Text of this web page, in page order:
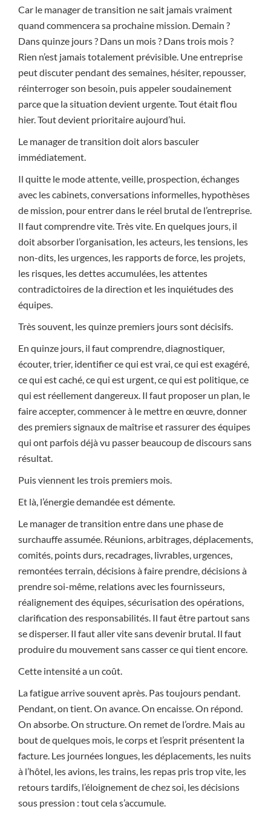
Car le manager de transition ne sait jamais vraiment
quand commencera sa prochaine mission. Demain ?
Dans quinze jours ? Dans un mois ? Dans trois mois ?
Rien n’est jamais totalement prévisible. Une entreprise
peut discuter pendant des semaines, hésiter, repousser,
réinterroger son besoin, puis appeler soudainement
parce que la situation devient urgente. Tout était flou
hier. Tout devient prioritaire aujourd’hui.
Le manager de transition doit alors basculer
immédiatement.
Il quitte le mode attente, veille, prospection, échanges
avec les cabinets, conversations informelles, hypothèses
de mission, pour entrer dans le réel brutal de l’entreprise.
Il faut comprendre vite. Très vite. En quelques jours, il
doit absorber l’organisation, les acteurs, les tensions, les
non-dits, les urgences, les rapports de force, les projets,
les risques, les dettes accumulées, les attentes
contradictoires de la direction et les inquiétudes des
équipes.
Très souvent, les quinze premiers jours sont décisifs.
En quinze jours, il faut comprendre, diagnostiquer,
écouter, trier, identifier ce qui est vrai, ce qui est exagéré,
ce qui est caché, ce qui est urgent, ce qui est politique, ce
qui est réellement dangereux. Il faut proposer un plan, le
faire accepter, commencer à le mettre en œuvre, donner
des premiers signaux de maîtrise et rassurer des équipes
qui ont parfois déjà vu passer beaucoup de discours sans
résultat.
Puis viennent les trois premiers mois.
Et là, l’énergie demandée est démente.
Le manager de transition entre dans une phase de
surchauffe assumée. Réunions, arbitrages, déplacements,
comités, points durs, recadrages, livrables, urgences,
remontées terrain, décisions à faire prendre, décisions à
prendre soi-même, relations avec les fournisseurs,
réalignement des équipes, sécurisation des opérations,
clarification des responsabilités. Il faut être partout sans
se disperser. Il faut aller vite sans devenir brutal. Il faut
produire du mouvement sans casser ce qui tient encore.
Cette intensité a un coût.
La fatigue arrive souvent après. Pas toujours pendant.
Pendant, on tient. On avance. On encaisse. On répond.
On absorbe. On structure. On remet de l’ordre. Mais au
bout de quelques mois, le corps et l’esprit présentent la
facture. Les journées longues, les déplacements, les nuits
à l’hôtel, les avions, les trains, les repas pris trop vite, les
retours tardifs, l’éloignement de chez soi, les décisions
sous pression : tout cela s’accumule.